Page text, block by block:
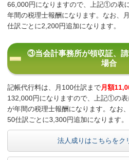
66,000円になりますので、上記①の表
年間の税理士報酬になります。 なお、
仕訳ごとに2,200円追加になります。
③当会計事務所が領収証、
場合
記帳代行料は、月100仕訳まで月額
132,000円になりますので、上記①の
が年間の税理士報酬になります。 なお
50仕訳ごとに3,300円追加になります。
法人成りはこちらをク